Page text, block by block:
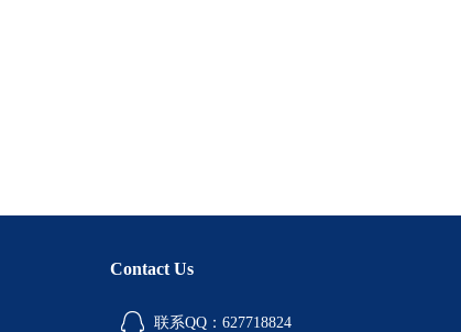
Contact Us
联系QQ：627718824